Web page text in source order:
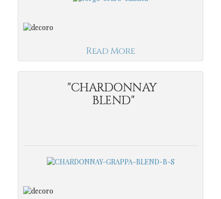
Read More
"CHARDONNAY
BLEND"